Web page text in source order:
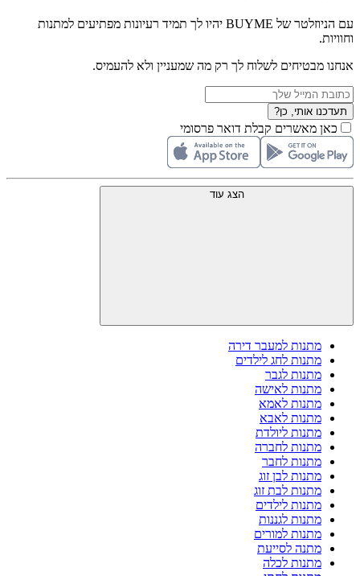
עם הניוזלטר של BUYME יהיו לך תמיד רעיונות מפתיעים למתנות
וחוויות.
אנחנו מבטיחים לשלוח לך רק מה שמעניין ולא להעמיס.
תעדכנו אותי, כן?
כאן מאשרים קבלת דואר פרסומי
הצג עוד
מתנות למעבר דירה
מתנות לחג לילדים
מתנות לגבר
מתנות לאישה
מתנות לאמא
מתנות לאבא
מתנות ליולדת
מתנות לחברה
מתנות לחבר
מתנות לבן זוג
מתנות לבת זוג
מתנות לילדים
מתנות לגננות
מתנות למורים
מתנה לסייעת
מתנות לכלה